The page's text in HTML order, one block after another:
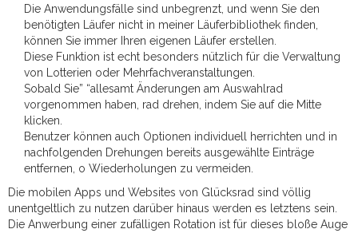
Die Anwendungsfälle sind unbegrenzt, und wenn Sie den
benötigten Läufer nicht in meiner Läuferbibliothek finden,
können Sie immer Ihren eigenen Läufer erstellen.
Diese Funktion ist echt besonders nützlich für die Verwaltung
von Lotterien oder Mehrfachveranstaltungen.
Sobald Sie” “allesamt Änderungen am Auswahlrad
vorgenommen haben, rad drehen, indem Sie auf die Mitte
klicken.
Benutzer können auch Optionen individuell herrichten und in
nachfolgenden Drehungen bereits ausgewählte Einträge
entfernen, o Wiederholungen zu vermeiden.
Die mobilen Apps und Websites von Glücksrad sind völlig
unentgeltlich zu nutzen darüber hinaus werden es letztens sein.
Die Anwerbung einer zufälligen Rotation ist für dieses bloße Auge